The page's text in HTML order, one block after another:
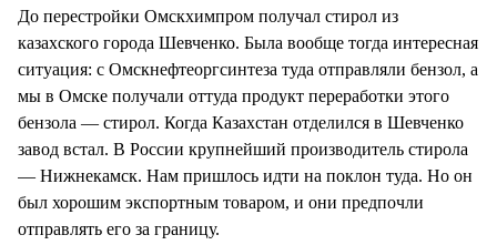
До перестройки Омскхимпром получал стирол из
казахского города Шевченко. Была вообще тогда интересная
ситуация: с Омскнефтеоргсинтеза туда отправляли бензол, а
мы в Омске получали оттуда продукт переработки этого
бензола — стирол. Когда Казахстан отделился в Шевченко
завод встал. В России крупнейший производитель стирола
— Нижнекамск. Нам пришлось идти на поклон туда. Но он
был хорошим экспортным товаром, и они предпочли
отправлять его за границу.